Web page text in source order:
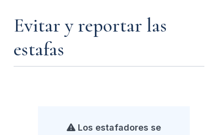
Evitar y reportar las
estafas
Los estafadores se